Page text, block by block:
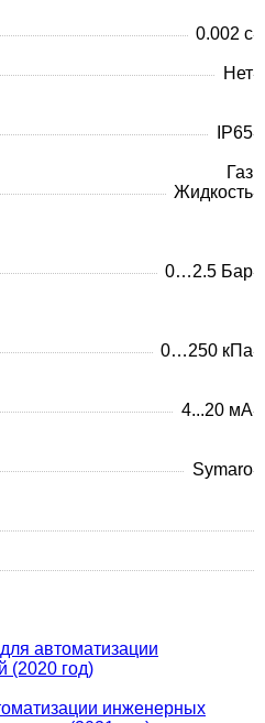
0.002 с
Нет
IP65
Газ
Жидкость
0…2.5 Бар
0…250 кПа
4...20 мА
Symaro
автоматизации
(2020 год)
инженерных